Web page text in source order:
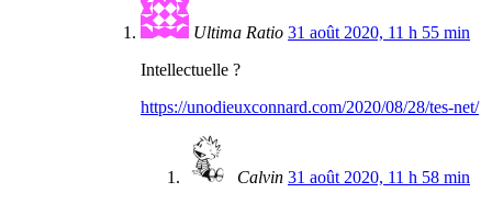
Ultima Ratio 31 août 2020, 11 h 55 min
Intellectuelle ?
https://unodieuxconnard.com/2020/08/28/tes-net/
Calvin 31 août 2020, 11 h 58 min